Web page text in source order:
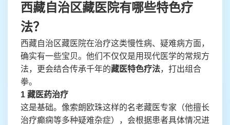
西藏自治区藏医院有哪些特色疗
法？
西藏自治区藏医院在治疗这类慢性病、疑难病方面，
确实有一些宝贝。他们不仅仅是用现代医学的常规方
法，更会结合传承千年的藏医特色疗法，打出组合
拳。
1 藏医药治疗
这是基础。像索朗欧珠这样的名老藏医专家（他擅长
治疗癫痫等多种疑难杂症），会根据患者具体情况进